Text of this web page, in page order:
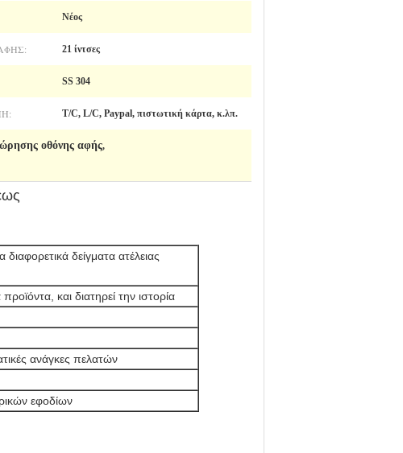
Νέος
21 ίντσες
SS 304
T/C, L/C, Paypal, πιστωτική κάρτα, κ.λπ.
οθόνης αφής,
δείγματα ατέλειας
και διατηρεί την ιστορία
ανάγκες πελατών
εφοδίων